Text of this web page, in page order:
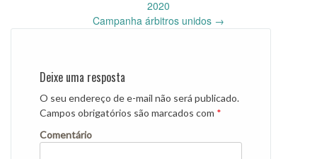
2020
Campanha árbitros unidos →
Deixe uma resposta
O seu endereço de e-mail não será publicado.
Campos obrigatórios são marcados com *
Comentário